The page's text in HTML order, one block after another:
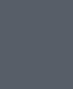
qui démocratise